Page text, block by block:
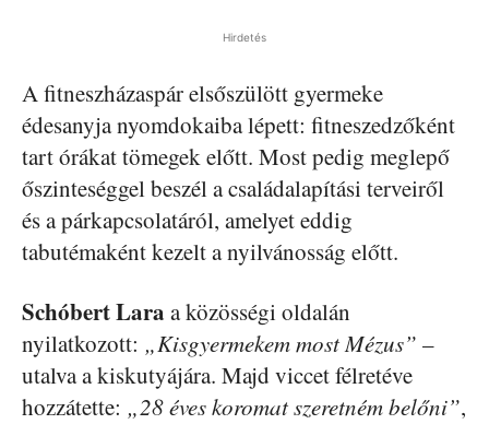
Hirdetés
A fitneszházaspár elsőszülött gyermeke
édesanyja nyomdokaiba lépett: fitneszedzőként
tart órákat tömegek előtt. Most pedig meglepő
őszinteséggel beszél a családalapítási terveiről
és a párkapcsolatáról, amelyet eddig
tabutémaként kezelt a nyilvánosság előtt.
Schóbert Lara a közösségi oldalán
nyilatkozott: „Kisgyermekem most Mézus” –
utalva a kiskutyájára. Majd viccet félretéve
hozzátette: „28 éves koromat szeretném belőni”,